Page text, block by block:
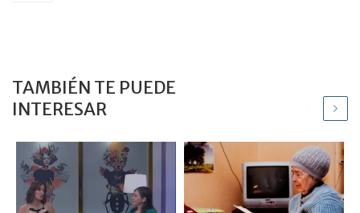
TAMBIÉN TE PUEDE
INTERESAR